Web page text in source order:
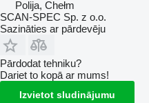
Polija, Chełm
SCAN-SPEC Sp. z o.o.
Sazināties ar pārdevēju
Pārdodat tehniku?
Dariet to kopā ar mums!
Izvietot sludinājumu